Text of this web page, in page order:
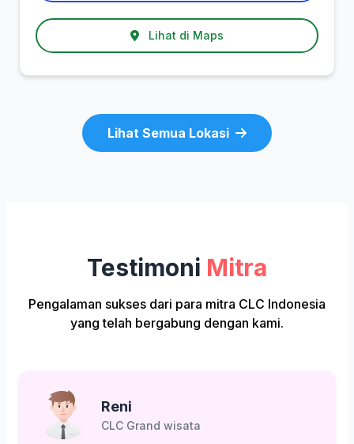
Lihat di Maps
Lihat Semua Lokasi
Testimoni Mitra
Pengalaman sukses dari para mitra CLC Indonesia
yang telah bergabung dengan kami.
Reni
CLC Grand wisata